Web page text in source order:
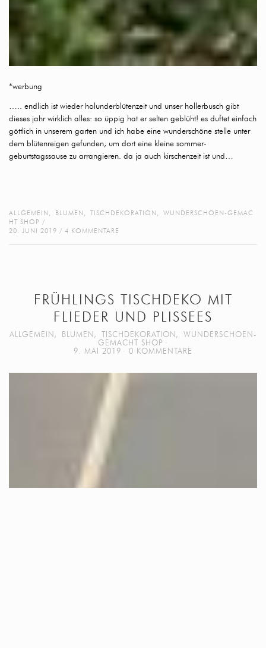
*werbung
….. endlich ist wieder holunderblütenzeit und unser hollerbusch gibt
dieses jahr wirklich alles: so üppig hat er selten geblüht! es duftet einfach
göttlich in unserem garten und ich habe eine wunderschöne stelle unter
dem blütenreigen gefunden, um dort eine kleine sommer-
geburtstagssause zu arrangieren. da ja auch kirschenzeit ist und…
ALLGEMEIN BLUMEN TISCHDEKORATION
WUNDERSCHOEN-GEMAC
HT SHOP
20. JUNI 2019
4 KOMMENTARE
FRÜHLINGS TISCHDEKO MIT
FLIEDER UND PLISSEES
ALLGEMEIN , BLUMEN , TISCHDEKORATION ,
WUNDERSCHOEN-
GEMACHT SHOP
9. MAI 2019
0 KOMMENTARE